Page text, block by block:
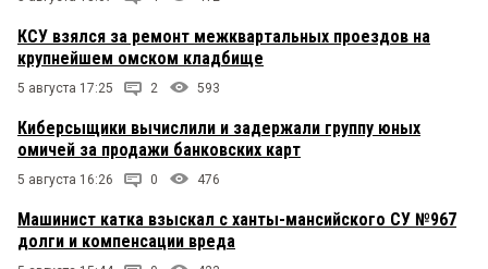
КСУ взялся за ремонт межквартальных проездов на
крупнейшем омском кладбище
5 августа 17:25 2 593
Киберсыщики вычислили и задержали группу юных
омичей за продажи банковских карт
5 августа 16:26 0 476
Машинист катка взыскал с ханты-мансийского СУ №967
долги и компенсации вреда